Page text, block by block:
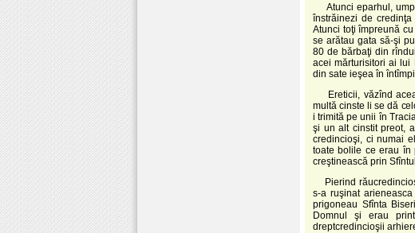
Atunci eparhul,
înstrăinezi de
Atunci toţi împreună
se arătau gata să-şi
80 de bărbaţi din
acei mărturisitori ai lui
din sate ieşea în
Ereticii, văzînd
multă cinste li se dă
i trimită pe unii în
şi un alt cinstit preot,
credincioşi, ci numai
toate bolile ce erau în
creştinească prin
Pierind
s-a ruşinat
prigoneau Sfînta
Domnul şi erau
dreptcredincioşii